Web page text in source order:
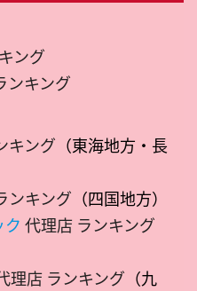
ング
ンキング
キング （東海地方・長
ンキング （四国地方）
代理店 ランキング
理店 ランキング （九